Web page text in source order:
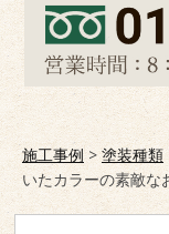
施工事例>塗装種類
いたカラーの素敵な